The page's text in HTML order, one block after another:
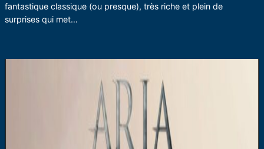
fantastique classique (ou presque), très riche et plein de
surprises qui met…